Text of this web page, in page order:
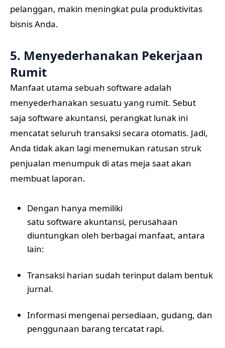
pelanggan, makin meningkat pula produktivitas
bisnis Anda.
5. Menyederhanakan Pekerjaan
Rumit
Manfaat utama sebuah software adalah
menyederhanakan sesuatu yang rumit. Sebut
saja software akuntansi, perangkat lunak ini
mencatat seluruh transaksi secara otomatis. Jadi,
Anda tidak akan lagi menemukan ratusan struk
penjualan menumpuk di atas meja saat akan
membuat laporan.
Dengan hanya memiliki
satu software akuntansi, perusahaan
diuntungkan oleh berbagai manfaat, antara
lain:
Transaksi harian sudah terinput dalam bentuk
jurnal.
Informasi mengenai persediaan, gudang, dan
penggunaan barang tercatat rapi.